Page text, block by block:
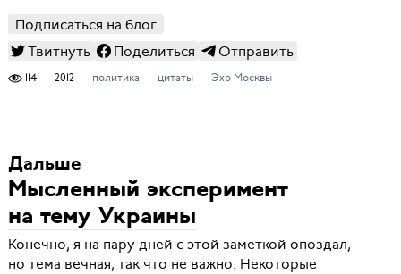
Подписаться на блог
Твитнуть
Поделиться Отправить
114 2012 политика цитаты Эхо Москвы
Дальше
Мысленный эксперимент
на тему Украины
Конечно, я на пару дней с этой заметкой опоздал,
но тема вечная, так что не важно. Некоторые